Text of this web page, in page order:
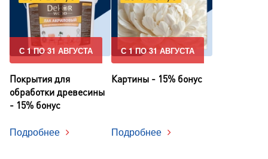
С 1 ПО 31 АВГУСТА
Покрытия для
обработки древесины
- 15% бонус
Подробнее
С 1 ПО 31 АВГУСТА
Картины - 15% бонус
Подробнее